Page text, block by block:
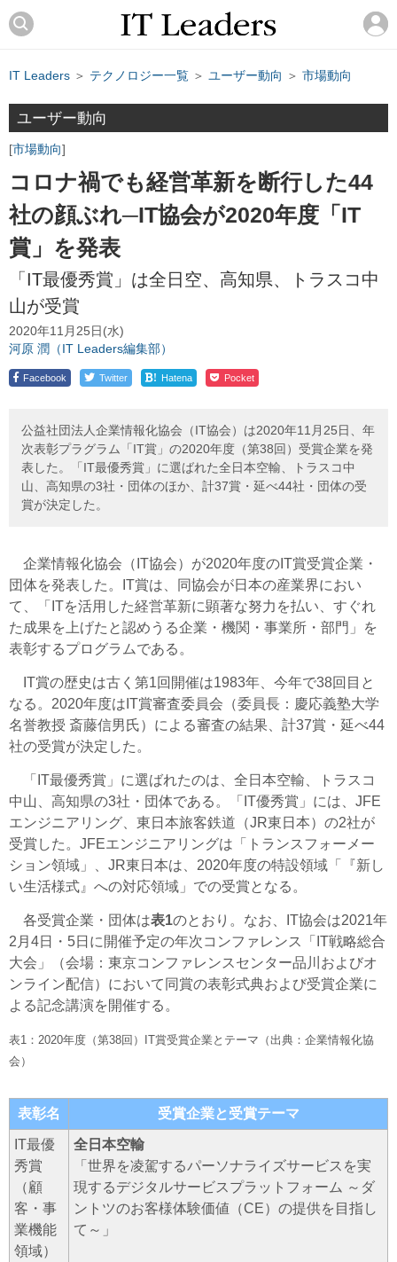
IT Leaders ＞ テクノロジー一覧 ＞ ユーザー動向 ＞ 市場動向
ユーザー動向
市場動向
コロナ禍でも経営革新を断行した44
社の顔ぶれ─IT協会が2020年度「IT
賞」を発表
「IT最優秀賞」は全日空、高知県、トラスコ中
山が受賞
2020年11月25日(水)
河原 潤（IT Leaders編集部）
Facebook Twitter ! Hatena Pocket
公益社団法人企業情報化協会（IT協会）は2020年11月25日、年
次表彰プラグラム「IT賞」の2020年度（第38回）受賞企業を発
表した。「IT最優秀賞」に選ばれた全日本空輸、トラスコ中
山、高知県の3社・団体のほか、計37賞・延べ44社・団体の受
賞が決定した。
企業情報化協会（IT協会）が2020年度のIT賞受賞企業・
団体を発表した。IT賞は、同協会が日本の産業界におい
て、「ITを活用した経営革新に顕著な努力を払い、すぐれ
た成果を上げたと認めうる企業・機関・事業所・部門」を
表彰するプログラムである。
IT賞の歴史は古く第1回開催は1983年、今年で38回目と
なる。2020年度はIT賞審査委員会（委員長：慶応義塾大学
名誉教授 斎藤信男氏）による審査の結果、計37賞・延べ44
社の受賞が決定した。
「IT最優秀賞」に選ばれたのは、全日本空輸、トラスコ
中山、高知県の3社・団体である。「IT優秀賞」には、JFE
エンジニアリング、東日本旅客鉄道（JR東日本）の2社が
受賞した。JFEエンジニアリングは「トランスフォーメー
ション領域」、JR東日本は、2020年度の特設領域「『新し
い生活様式』への対応領域」での受賞となる。
各受賞企業・団体は表1のとおり。なお、IT協会は2021年
2月4日・5日に開催予定の年次コンファレンス「IT戦略総合
大会」（会場：東京コンファレンスセンター品川およびオ
ンライン配信）において同賞の表彰式典および受賞企業に
よる記念講演を開催する。
表1：2020年度（第38回）IT賞受賞企業とテーマ（出典：企業情報化協
会）
表彰名 受賞企業と受賞テーマ
IT最優
秀賞
（顧
客・事
業機能
領域）
全日本空輸
「世界を凌駕するパーソナライズサービスを実
現するデジタルサービスプラットフォーム ～ダ
ントツのお客様体験価値（CE）の提供を目指し
て～」